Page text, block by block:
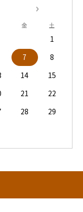
金 土
1
7
8
14
15
21
22
28
29